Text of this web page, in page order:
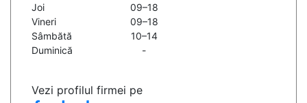
Joi
09–18
Vineri
09–18
Sâmbătă
10–14
Duminică
-
Vezi profilul firmei pe